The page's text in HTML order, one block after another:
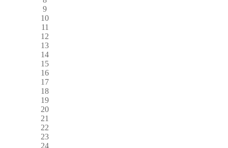
9
10
11
12
13
14
15
16
17
18
19
20
21
22
23
24